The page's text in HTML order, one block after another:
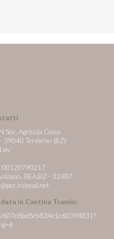
Soc. Agricola Coop.
39040 Termeno (BZ)
00120790217
REA:BZ - 32487
in Cantina Tramin: